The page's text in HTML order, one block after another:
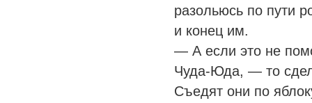
разольюсь по пути
и конец им.
— А если это не
Чуда-Юда, — то
Съедят они по